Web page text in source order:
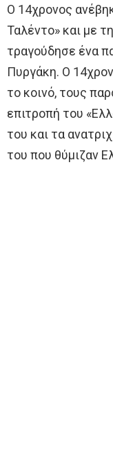
Ο 14χρονος
Ταλέντο» και με
τραγούδησε ένα
Πυργάκη. Ο
το κοινό, τους
επιτροπή του
του και τα
του που θύμιζαν